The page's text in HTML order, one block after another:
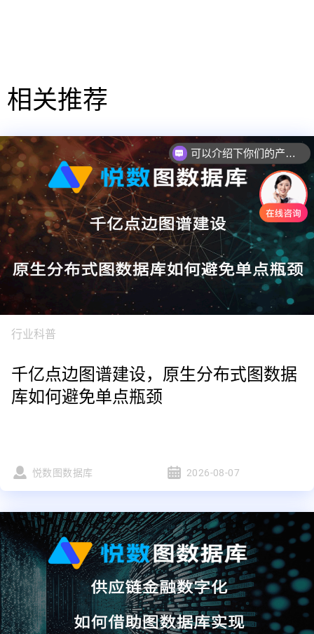
相关推荐
行业科普
千亿点边图谱建设，原生分布式图数据
库如何避免单点瓶颈
悦数图数据库 2026-08-07
可以介绍下你们的产品么